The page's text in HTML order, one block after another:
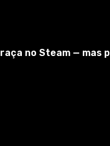
no Steam — mas